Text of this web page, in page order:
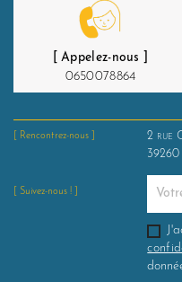
[ Appelez-nous ]
0650078864
[ Rencontrez-nous ]
2 rue
39260
[ Suivez-nous ! ]